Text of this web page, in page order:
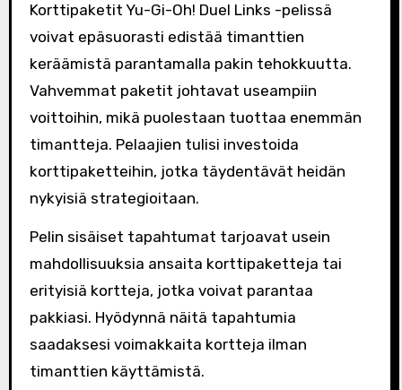
Korttipaketit Yu-Gi-Oh! Duel Links -pelissä
voivat epäsuorasti edistää timanttien
keräämistä parantamalla pakin tehokkuutta.
Vahvemmat paketit johtavat useampiin
voittoihin, mikä puolestaan tuottaa enemmän
timantteja. Pelaajien tulisi investoida
korttipaketteihin, jotka täydentävät heidän
nykyisiä strategioitaan.
Pelin sisäiset tapahtumat tarjoavat usein
mahdollisuuksia ansaita korttipaketteja tai
erityisiä kortteja, jotka voivat parantaa
pakkiasi. Hyödynnä näitä tapahtumia
saadaksesi voimakkaita kortteja ilman
timanttien käyttämistä.